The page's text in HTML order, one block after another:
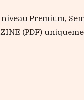
Premium,
(PDF)